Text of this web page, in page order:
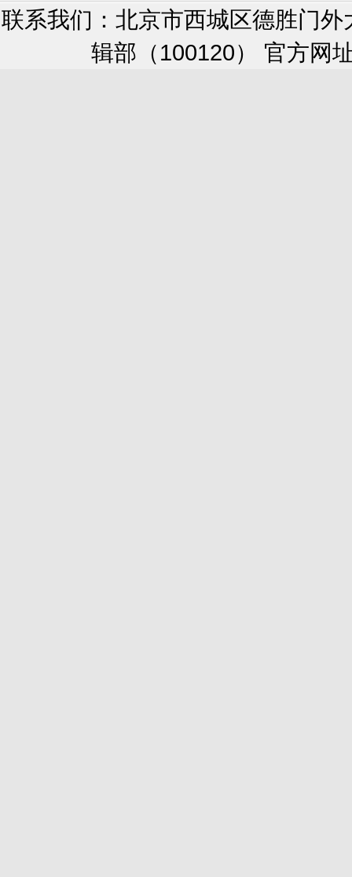
联系我们：北京市西城区德胜门
辑部（100120） 官方网